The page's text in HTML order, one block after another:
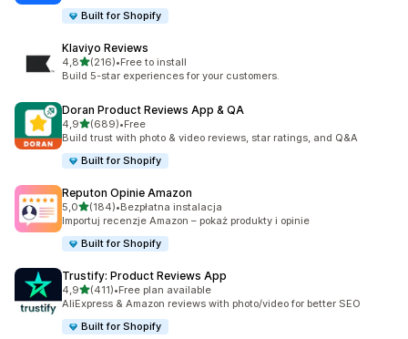
Built for Shopify
Klaviyo Reviews
4,8na 5 gwiazdek
(216)
Łączna liczba recenzji: 216
•Free to install
Build 5-star experiences for your customers.
Doran Product Reviews App & QA
4,9na 5 gwiazdek
(689)
Łączna liczba recenzji: 689
•Free
Build trust with photo & video reviews, star ratings, and Q&A
Built for Shopify
Reputon Opinie Amazon
5,0na 5 gwiazdek
(184)
Łączna liczba recenzji: 184
•Bezpłatna instalacja
Importuj recenzje Amazon – pokaż produkty i opinie
Built for Shopify
Trustify: Product Reviews App
4,9na 5 gwiazdek
(411)
Łączna liczba recenzji: 411
•Free plan available
AliExpress & Amazon reviews with photo/video for better SEO
Built for Shopify